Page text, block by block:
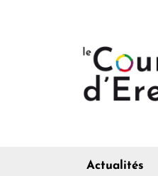
Actualités